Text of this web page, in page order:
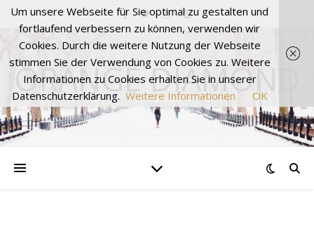
ORANGE DIAMOND
Um unsere Webseite für Sie optimal zu gestalten und
fortlaufend verbessern zu können, verwenden wir
Cookies. Durch die weitere Nutzung der Webseite
stimmen Sie der Verwendung von Cookies zu. Weitere
Informationen zu Cookies erhalten Sie in unserer
Datenschutzerklärung. Weitere Informationen OK